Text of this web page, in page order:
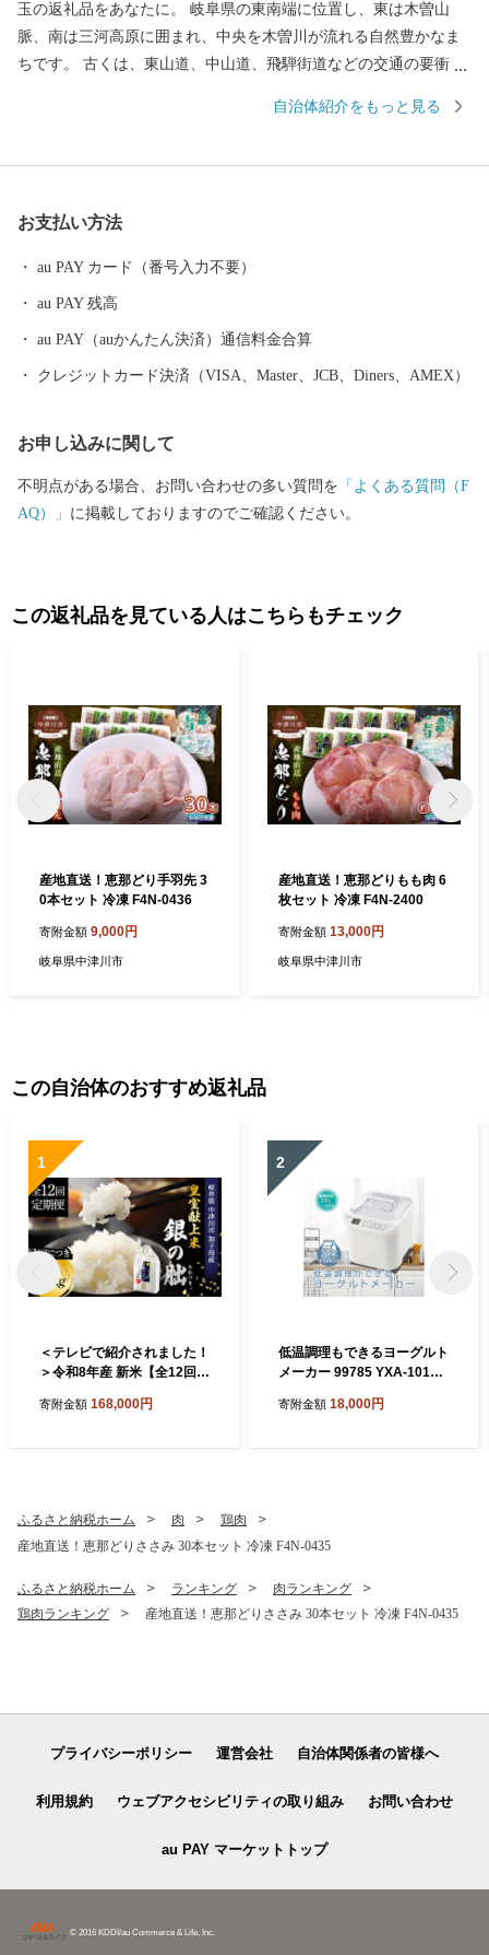
玉の返礼品をあなたに。 岐阜県の東南端に位置し、東は木曽山
脈、南は三河高原に囲まれ、中央を木曽川が流れる自然豊かなま
ちです。 古くは、東山道、中山道、飛騨街道などの交通の要衝と
て成長してきました。 一方、豊かな自然環境のなかで産出される
伴い、市内にリニア岐阜県駅（仮称）が誕生します。 中津川市
は、今も昔も交通の要衝として、人、モノ、情報の行き交うまち
しくお願いいたします！ ■中津川市を代表する主な返礼品 ・「中
津川市発祥の栗きんとん」をはじめとする和菓子 ・地域で育まれ
た飛騨牛 ・清流が育む地酒 ・伊勢神宮式年遷宮の御神木としても
こだわりを持って掲載しております。 ぜひお時間のある時にじっ
くりお選びください 期間限定や数量限定のお礼の品もございます
ので まめにチェックしてみてください そしてぜひ中津川市にお越
自治体紹介をもっと見る
お支払い方法
au PAY カード（番号入力不要）
au PAY 残高
au PAY（auかんたん決済）通信料金合算
クレジットカード決済（VISA、Master、JCB、Diners、AMEX）
お申し込みに関して
不明点がある場合、お問い合わせの多い質問を 「よくある質問（F
AQ）」 に掲載しておりますのでご確認ください。
この返礼品を見ている人はこちらもチェック
産地直送！恵那どり手羽先 3
0本セット 冷凍 F4N-0436
寄附金額 9,000円
岐阜県中津川市
産地直送！恵那どりもも肉 6
枚セット 冷凍 F4N-2400
寄附金額 13,000円
岐阜県中津川市
この自治体のおすすめ返礼品
1
＜テレビで紹介されました！
＞令和8年産 新米【全12回定
2kg 中津川市加子母産 栽培
寄附金額 168,000円
2
低温調理もできるヨーグルト
メーカー 99785 YXA-101
家電 F4N-2535
寄附金額 18,000円
ふるさと納税ホーム 肉
鶏肉
産地直送！恵那どりささみ 30本セット 冷凍 F4N-0435
ふるさと納税ホーム ランキング
肉ランキング
鶏肉ランキング
産地直送！恵那どりささみ 30本セット 冷凍 F4N-0435
プライバシーポリシー 運営会社 自治体関係者の皆様へ
利用規約 ウェブアクセシビリティの取り組み お問い合わせ
au PAY マーケットトップ
© 2016 KDDI/au Commerce & Life, Inc.